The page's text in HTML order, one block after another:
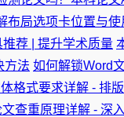
布局选项卡位置与使
荐 | 提升学术质量
方法 如何解锁Word
格式要求详解 - 排
查重原理详解 - 深